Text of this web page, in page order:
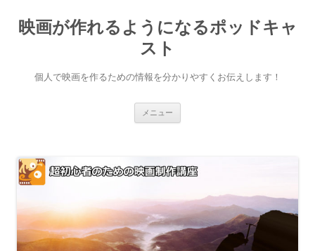
映画が作れるようになるポッドキャ
スト
個人で映画を作るための情報を分かりやすくお伝えします！
メニュー
ス
キ